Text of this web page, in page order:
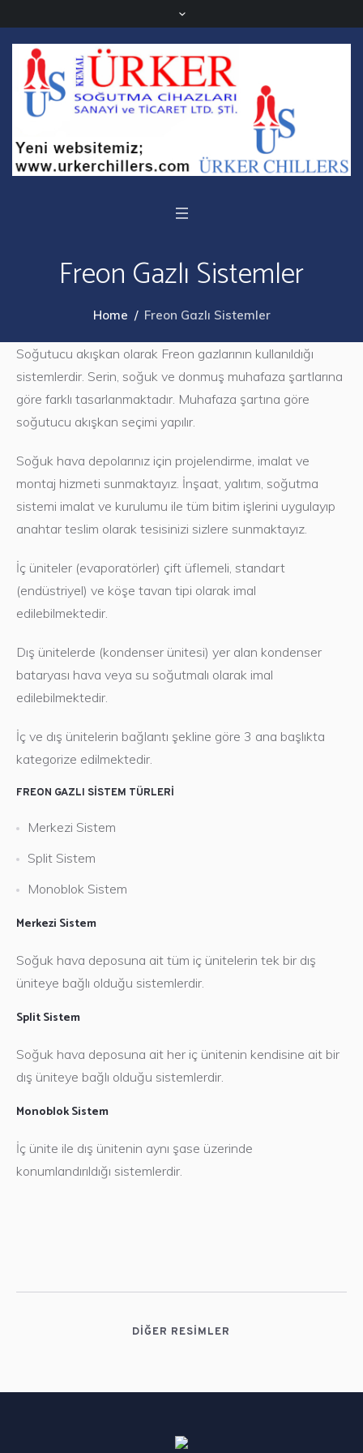
Freon Gazlı Sistemler
Home / Freon Gazlı Sistemler
Soğutucu akışkan olarak Freon gazlarının kullanıldığı
sistemlerdir. Serin, soğuk ve donmuş muhafaza şartlarına
göre farklı tasarlanmaktadır. Muhafaza şartına göre
soğutucu akışkan seçimi yapılır.
Soğuk hava depolarınız için projelendirme, imalat ve
montaj hizmeti sunmaktayız. İnşaat, yalıtım, soğutma
sistemi imalat ve kurulumu ile tüm bitim işlerini uygulayıp
anahtar teslim olarak tesisinizi sizlere sunmaktayız.
İç üniteler (evaporatörler) çift üflemeli, standart
(endüstriyel) ve köşe tavan tipi olarak imal
edilebilmektedir.
Dış ünitelerde (kondenser ünitesi) yer alan kondenser
bataryası hava veya su soğutmalı olarak imal
edilebilmektedir.
İç ve dış ünitelerin bağlantı şekline göre 3 ana başlıkta
kategorize edilmektedir.
FREON GAZLI SISTEM TÜRLERI
Merkezi Sistem
Split Sistem
Monoblok Sistem
Merkezi Sistem
Soğuk hava deposuna ait tüm iç ünitelerin tek bir dış
üniteye bağlı olduğu sistemlerdir.
Split Sistem
Soğuk hava deposuna ait her iç ünitenin kendisine ait bir
dış üniteye bağlı olduğu sistemlerdir.
Monoblok Sistem
İç ünite ile dış ünitenin aynı şase üzerinde
konumlandırıldığı sistemlerdir.
DİĞER RESİMLER
Endüstriyel
takip etmekte, kalite
için gerekli
台灣壯陽藥購買